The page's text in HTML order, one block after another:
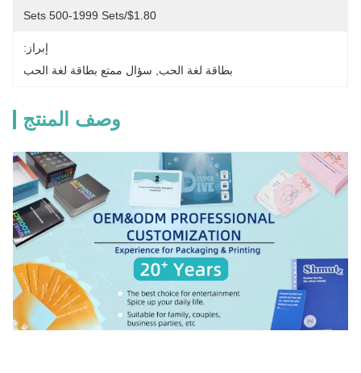
$1.80/sets 500-1999 Sets
إبراز:
بطاقة لغة الحب
سؤال ممتع بطاقة لغة الحب
وصف المنتج